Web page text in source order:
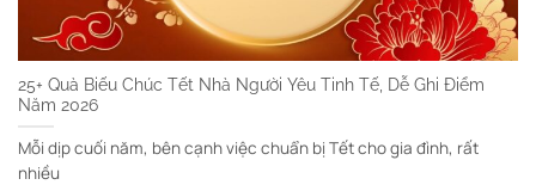
25+ Quà Biếu Chúc Tết Nhà Người Yêu Tinh Tế, Dễ Ghi Điểm
Năm 2026
Mỗi dịp cuối năm, bên cạnh việc chuẩn bị Tết cho gia đình, rất
nhiều